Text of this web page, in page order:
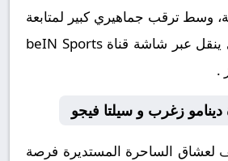
وسط ترقب جماهيري كبير لمتابعة
مجريات اللقاء الذي ينقل عبر شاشة قناة beIN Sports
زغرب و سيلتا فيجو
لعشاق الساحرة المستديرة فرصة